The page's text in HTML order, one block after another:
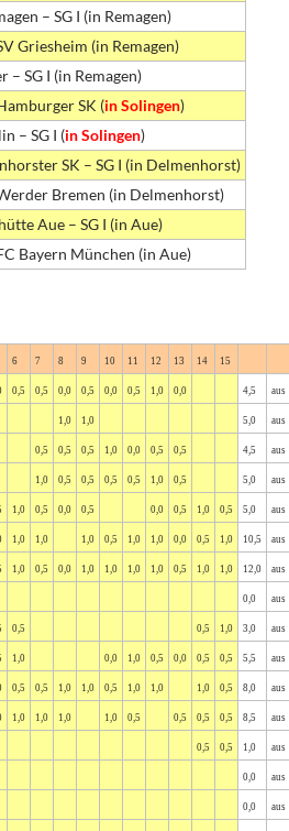
– SG I (in Remagen)
Griesheim (in Remagen)
– SG I (in Remagen)
SK (in Solingen)
– SG I (in Solingen)
SK – SG I (in Delmenhorst)
Bremen (in Delmenhorst)
Aue – SG I (in Aue)
Bayern München (in Aue)
6 7 8 9 10 11 12 13 14 15
0,5 0,5 0,0 0,5 0,0 0,5 1,0 0,0 4,5 aus
1,0 1,0 5,0 aus
0,5 0,5 0,5 1,0 0,0 0,5 0,5 4,5 aus
1,0 0,5 0,5 0,5 0,5 1,0 0,5 5,0 aus
1,0 0,5 0,0 0,5 0,0 0,5 1,0 0,5 5,0 aus
1,0 1,0 1,0 0,5 1,0 1,0 0,0 0,5 1,0 10,5 aus
1,0 0,5 0,0 1,0 1,0 1,0 1,0 0,5 1,0 1,0 12,0 aus
0,0 aus
0,5 0,5 1,0 3,0 aus
1,0 0,0 1,0 0,5 0,0 0,5 0,5 5,5 aus
0,5 0,5 1,0 1,0 0,5 1,0 1,0 1,0 0,5 8,0 aus
1,0 1,0 1,0 1,0 0,5 0,5 0,5 0,5 8,5 aus
0,5 0,5 1,0 aus
0,0 aus
0,0 aus